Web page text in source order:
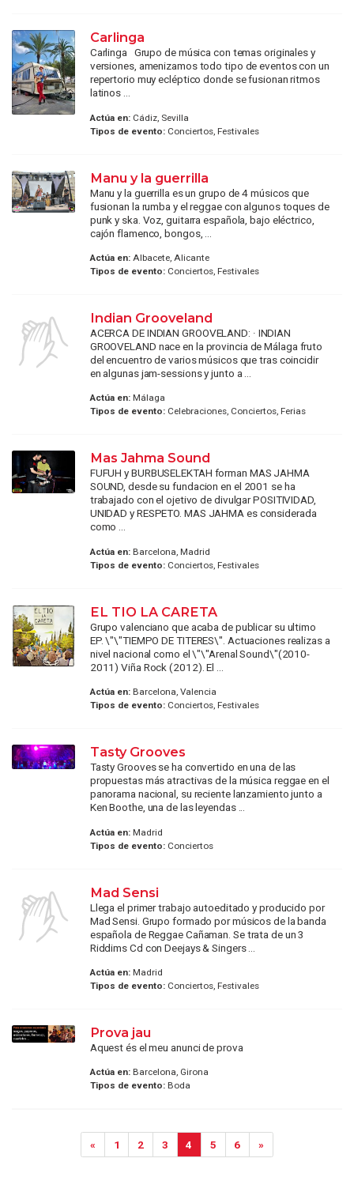
Carlinga
Carlinga Grupo de música con temas originales y
versiones, amenizamos todo tipo de eventos con un
repertorio muy ecléptico donde se fusionan ritmos
latinos ...
Actúa en:Cádiz, Sevilla
Tipos de evento:Conciertos, Festivales
Manu y la guerrilla
Manu y la guerrilla es un grupo de 4 músicos que
fusionan la rumba y el reggae con algunos toques de
punk y ska. Voz, guitarra española, bajo eléctrico,
cajón flamenco, bongos, ...
Actúa en:Albacete, Alicante
Tipos de evento:Conciertos, Festivales
Indian Grooveland
ACERCA DE INDIAN GROOVELAND: · INDIAN
GROOVELAND nace en la provincia de Málaga fruto
del encuentro de varios músicos que tras coincidir
en algunas jam-sessions y junto a ...
Actúa en:Málaga
Tipos de evento:Celebraciones, Conciertos, Ferias
Mas Jahma Sound
FUFUH y BURBUSELEKTAH forman MAS JAHMA
SOUND, desde su fundacion en el 2001 se ha
trabajado con el ojetivo de divulgar POSITIVIDAD,
UNIDAD y RESPETO. MAS JAHMA es considerada
como ...
Actúa en:Barcelona, Madrid
Tipos de evento:Conciertos, Festivales
EL TIO LA CARETA
Grupo valenciano que acaba de publicar su ultimo
EP. \"\"TIEMPO DE TITERES\". Actuaciones realizas a
nivel nacional como el \"\"Arenal Sound\"(2010-
2011) Viña Rock (2012). El ...
Actúa en:Barcelona, Valencia
Tipos de evento:Conciertos, Festivales
Tasty Grooves
Tasty Grooves se ha convertido en una de las
propuestas más atractivas de la música reggae en el
panorama nacional, su reciente lanzamiento junto a
Ken Boothe, una de las leyendas ...
Actúa en:Madrid
Tipos de evento:Conciertos
Mad Sensi
Llega el primer trabajo autoeditado y producido por
Mad Sensi. Grupo formado por músicos de la banda
española de Reggae Cañaman. Se trata de un 3
Riddims Cd con Deejays & Singers ...
Actúa en:Madrid
Tipos de evento:Conciertos, Festivales
Prova jau
Aquest és el meu anunci de prova
Actúa en:Barcelona, Girona
Tipos de evento:Boda
« 1 2 3 4 5 6 »